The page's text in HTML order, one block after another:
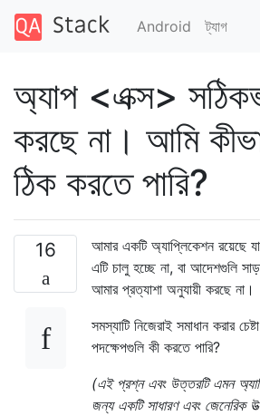
Android ট্যাগ
অ্যাপ <এক্স>
করছে না। আমি
ঠিক করতে পারি?
16
আমার একটি অ্যাপ্লিকেশন রয়েছে
এটি চালু হচ্ছে না, বা আদেশগুলি
আমার প্রত্যাশা অনুযায়ী করছে না।
সমস্যাটি নিজেরাই সমাধান করার
পদক্ষেপগুলি কী করতে পারি?
(এই প্রশ্ন এবং উত্তরটি এমন
জন্য একটি সাধারণ এবং জেনেরিক